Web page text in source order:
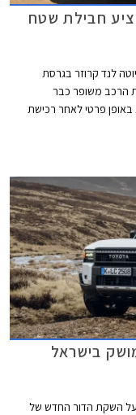
חבילת שטח
לנד קרוזר בגרסת
הרכב משופר כבר
פרטי לאחר רכישת
על השקת הדור החדש של